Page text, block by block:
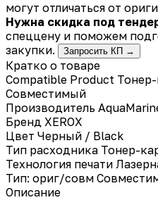
могут отличаться от
Нужна скидка под
спеццену и поможем
закупки.
Запросить КП →
Кратко о товаре
Compatible Product
Совместимый
Производитель
Бренд XEROX
Цвет Черный / Black
Тип расходника Тонер-
Технология печати
Тип: ориг/совм
Описание